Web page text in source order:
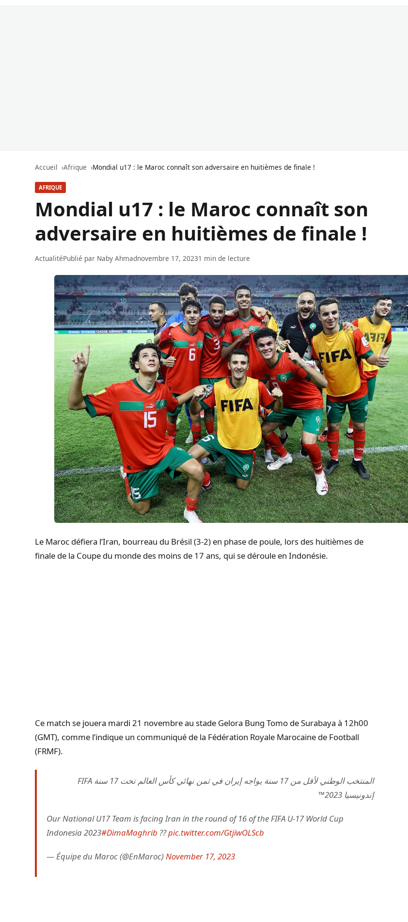
Accueil Afrique Mondial u17 : le Maroc connaît son adversaire en huitièmes de finale !
AFRIQUE
Mondial u17 : le Maroc connaît son
adversaire en huitièmes de finale !
ActualitéPublié par Naby Ahmadnovembre 17, 20231 min de lecture
Le Maroc défiera l’Iran, bourreau du Brésil (3-2) en phase de poule, lors des huitièmes de
finale de la Coupe du monde des moins de 17 ans, qui se déroule en Indonésie.
Ce match se jouera mardi 21 novembre au stade Gelora Bung Tomo de Surabaya à 12h00
(GMT), comme l’indique un communiqué de la Fédération Royale Marocaine de Football
(FRMF).
المنتخب الوطني لأقل من 17 سنة يواجه إيران في ثمن نهائي كأس العالم تحت 17 سنة FIFA
إندونيسيا 2023™
Our National U17 Team is facing Iran in the round of 16 of the FIFA U-17 World Cup
Indonesia 2023#DimaMaghrib ??pic.twitter.com/GtjiwOLScb
— Équipe du Maroc (@EnMaroc)November 17, 2023